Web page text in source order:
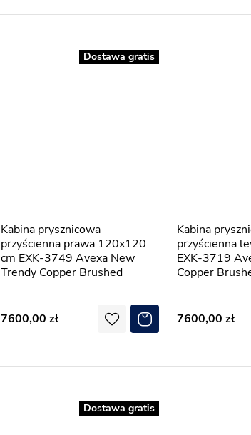
Kabina prysznicowa
przyścienna prawa 120x120
cm EXK-3749 Avexa New
Trendy Copper Brushed
7600,00
Dostawa gratis
Kabina prysznicowa
przyścienna
EXK-3719
Copper
7600,00
Dostawa gratis